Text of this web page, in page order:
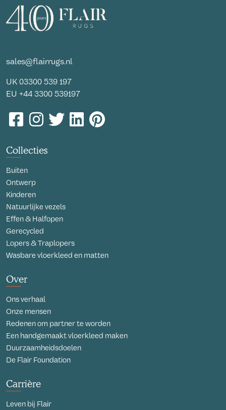
sales@flairrugs.nl
UK 03300 539 197
EU +44 3300 539197
Collecties
Buiten
Ontwerp
Kinderen
Natuurlijke vezels
Effen & Halfopen
Gerecycled
Lopers & Traplopers
Wasbare vloerkleed en matten
Over
Ons verhaal
Onze mensen
Redenen om partner te worden
Een handgemaakt vloerkleed maken
Duurzaamheidsdoelen
De Flair Foundation
Carrière
Leven bij Flair